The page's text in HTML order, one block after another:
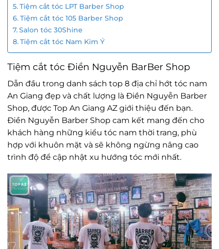
Tiệm cắt tóc LPT Barber Shop
Tiệm cắt tóc 105 Barber Shop
Salon tóc 30Shine
Tiệm cắt tóc Nam Kim Ý
Tiệm cắt tóc Điền Nguyễn BarBer Shop
Dẫn đầu trong danh sách top 8 địa chỉ hớt tóc nam
An Giang đẹp và chất lượng là Điền Nguyễn Barber
Shop, được Top An Giang AZ giới thiệu đến bạn.
Điền Nguyễn Barber Shop cam kết mang đến cho
khách hàng những kiểu tóc nam thời trang, phù
hợp với khuôn mặt và sẽ không ngừng nâng cao
trình độ để cập nhật xu hướng tóc mới nhất.